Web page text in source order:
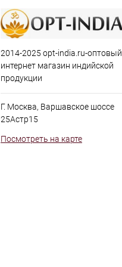
2014-2025 opt-india.ru-оптовый
интернет магазин индийской
продукции
Г. Москва, Варшавское шоссе
25Астр15
Посмотреть на карте